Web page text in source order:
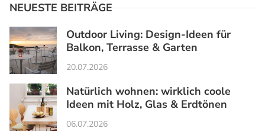
NEUESTE BEITRÄGE
Outdoor Living: Design-Ideen für
Balkon, Terrasse & Garten
20.07.2026
Natürlich wohnen: wirklich coole
Ideen mit Holz, Glas & Erdtönen
06.07.2026